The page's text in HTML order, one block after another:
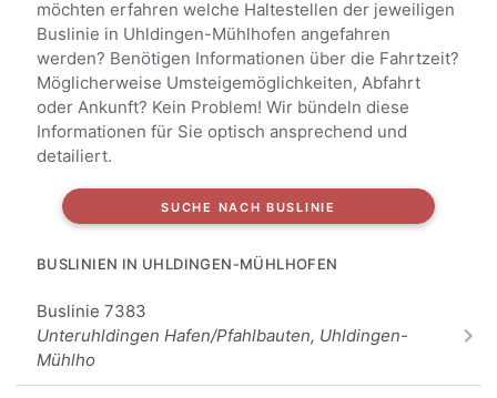
Mühlhofen
UM Oberuhldingen Lichtenbergschule, Uhldingen-
Mühl
UM Oberuhldingen Am Dorfanger, Uhldingen-
Mühlhofen
UM Mühlhofen Hallenbad, Uhldingen-Mühlhofen
Unteruhldingen Meersburger Str., Uhldingen-Mühlhof
Unteruhldingen Hafen/Pfahlbauten, Uhldingen-
Mühlho
Mühlhofen Rosenstr., Uhldingen-Mühlhofen
möchten erfahren welche Haltestellen der jeweiligen
Buslinie in Uhldingen-Mühlhofen angefahren
werden? Benötigen Informationen über die Fahrtzeit?
Möglicherweise Umsteigemöglichkeiten, Abfahrt
oder Ankunft? Kein Problem! Wir bündeln diese
Informationen für Sie optisch ansprechend und
detailiert.
SUCHE NACH BUSLINIE
BUSLINIEN IN UHLDINGEN-MÜHLHOFEN
Buslinie 7383
Unteruhldingen Hafen/Pfahlbauten, Uhldingen-
Mühlho